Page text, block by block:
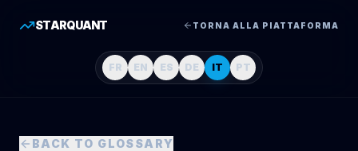
STARQUANT TORNA ALLA PIATTAFORMA
FR EN ES DE IT PT
BACK TO GLOSSARY